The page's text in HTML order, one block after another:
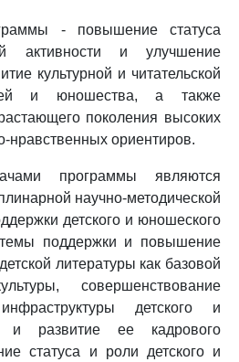
- повышение статуса
активности и улучшение
культурной и читательской
и юношества, а также
поколения высоких
нравственных ориентиров.
программы являются
научно-методической
детского и юношеского
поддержки и повышение
литературы как базовой
совершенствование
детского и
и развитие ее кадрового
статуса и роли детского и